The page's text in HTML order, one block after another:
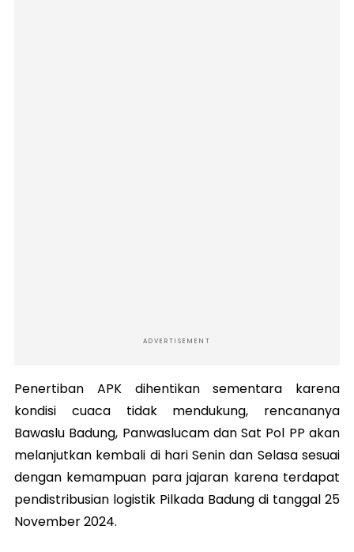
ADVERTISEMENT
Penertiban APK dihentikan sementara karena
kondisi cuaca tidak mendukung, rencananya
Bawaslu Badung, Panwaslucam dan Sat Pol PP akan
melanjutkan kembali di hari Senin dan Selasa sesuai
dengan kemampuan para jajaran karena terdapat
pendistribusian logistik Pilkada Badung di tanggal 25
November 2024.